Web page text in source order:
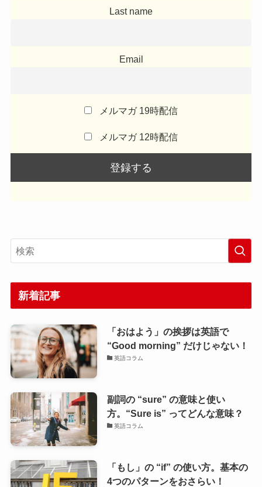
Last name
Email
メルマガ 19時配信
メルマガ 12時配信
新着記事
「おはよう」の挨拶は英語で
“Good morning” だけじゃない！
英語コラム
副詞の “sure” の意味と使い
方。“Sure is” ってどんな意味？
英語コラム
「もし」の “if” の使い方。基本の
4つのパターンをおさらい！